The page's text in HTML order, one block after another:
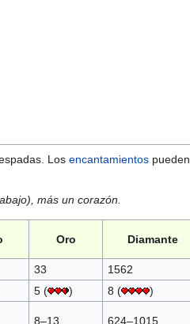
Los encantamientos pueden
más un corazón.
Oro Diamante
33
1562
5 ( ) 8 (
)
8–13 624–1015